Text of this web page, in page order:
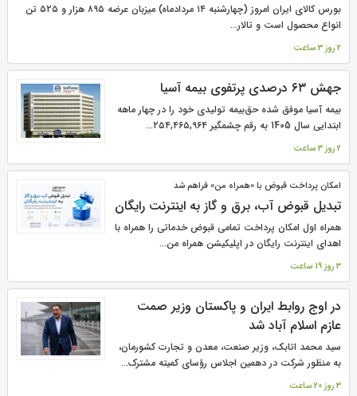
بورس کالای ایران امروز (چهارشنبه ۱۴ مردادماه) میزبان عرضه ۸۹۵ هزار و ۵۲۵ تن
انواع محصول است و تالار...
2 روز 3 ساعت
جهش ۶۳ درصدی پرتفوی بیمه آسیا
بیمه آسیا موفق شده حق‌بیمه تولیدی خود را در چهار ماهه
ابتدایی سال 1405 به رقم چشمگیر ۲۵۴,۴۶۵,۹۶۴...
2 روز 3 ساعت
امکان پرداخت قبوض با «همراه من» فراهم شد
تبدیل قبوض آب، برق و گاز به اینترنت رایگان
همراه اول امکان پرداخت تمامی قبوض خدماتی را همراه با
اهدای اینترنت رایگان در اپلیکیشن همراه من...
3 روز 19 ساعت
در اوج روابط ایران و پاکستان وزیر صمت
عازم اسلام آباد شد
سید محمد اتابک، وزیر صنعت، معدن و تجارت کشورمان،
به منظور شرکت در دهمین اجلاس رؤسای کمیته مشترک...
3 روز 20 ساعت